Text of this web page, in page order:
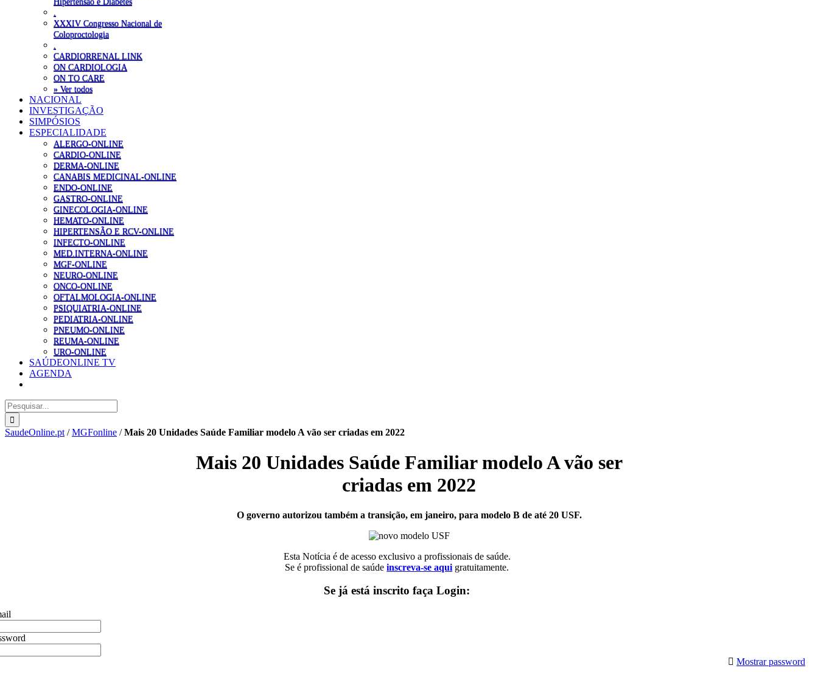
XXXIV Congresso Nacional de
Coloproctologia
CARDIORRENAL LINK
ON CARDIOLOGIA
ON TO CARE
» Ver todos
NACIONAL
INVESTIGAÇÃO
SIMPÓSIOS
ESPECIALIDADE
ALERGO-ONLINE
CARDIO-ONLINE
DERMA-ONLINE
CANABIS MEDICINAL-ONLINE
ENDO-ONLINE
GASTRO-ONLINE
GINECOLOGIA-ONLINE
HEMATO-ONLINE
HIPERTENSÃO E RCV-ONLINE
INFECTO-ONLINE
MED.INTERNA-ONLINE
MGF-ONLINE
NEURO-ONLINE
ONCO-ONLINE
OFTALMOLOGIA-ONLINE
PSIQUIATRIA-ONLINE
PEDIATRIA-ONLINE
PNEUMO-ONLINE
REUMA-ONLINE
URO-ONLINE
SAÚDEONLINE TV
AGENDA
Pesquisar
SaudeOnline.pt /MGFonline /Mais 20 Unidades Saúde Familiar modelo A vão ser criadas em 2022
Mais 20 Unidades Saúde Familiar modelo A vão ser
criadas em 2022
O governo autorizou também a transição, em janeiro, para modelo B de até 20 USF.
Esta Notícia é de acesso exclusivo a profissionais de saúde.
Se é profissional de saúdeinscreva-se aqui gratuitamente.
Se já está inscrito faça Login:
Mostrar password